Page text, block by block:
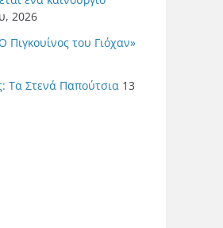
2026
του Γιόχαν»
Τα Στενά Παπούτσια 13